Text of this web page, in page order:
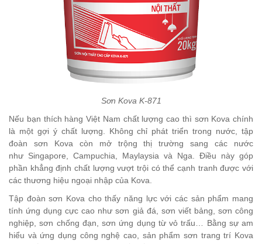
Sơn Kova K-871
Nếu bạn thích hàng Việt Nam chất lượng cao thì sơn Kova chính
là một gợi ý chất lượng. Không chỉ phát triển trong nước, tập
đoàn sơn Kova còn mở trộng thị trường sang các nước
như Singapore, Campuchia, Maylaysia và Nga. Điều này góp
phần khẳng định chất lượng vượt trội có thể cạnh tranh được với
các thương hiệu ngoại nhập của Kova.
Tập đoàn sơn Kova cho thấy năng lực với các sản phẩm mang
tính ứng dụng cực cao như sơn giả đá, sơn viết bảng, sơn công
nghiệp, sơn chống đạn, sơn ứng dụng từ vỏ trấu… Bằng sự am
hiểu và ứng dụng công nghệ cao, sản phẩm sơn trang trí Kova